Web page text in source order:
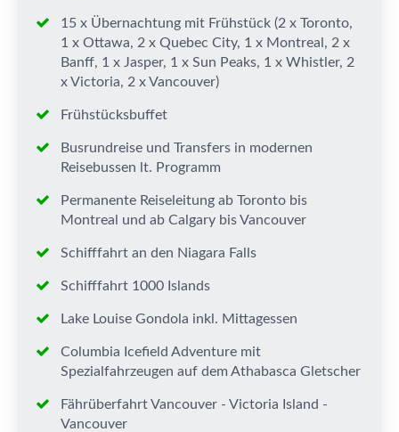
15 x Übernachtung mit Frühstück (2 x Toronto,
1 x Ottawa, 2 x Quebec City, 1 x Montreal, 2 x
Banff, 1 x Jasper, 1 x Sun Peaks, 1 x Whistler, 2
x Victoria, 2 x Vancouver)
Frühstücksbuffet
Busrundreise und Transfers in modernen
Reisebussen lt. Programm
Permanente Reiseleitung ab Toronto bis
Montreal und ab Calgary bis Vancouver
Schifffahrt an den Niagara Falls
Schifffahrt 1000 Islands
Lake Louise Gondola inkl. Mittagessen
Columbia Icefield Adventure mit
Spezialfahrzeugen auf dem Athabasca Gletscher
Fährüberfahrt Vancouver - Victoria Island -
Vancouver